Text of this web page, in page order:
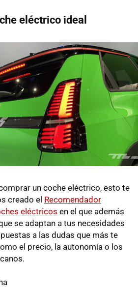
eléctrico ideal
un coche eléctrico, esto te
creado el Recomendador
eléctricos en el que además
se adaptan a tus necesidades
a las dudas que más te
el precio, la autonomía o los